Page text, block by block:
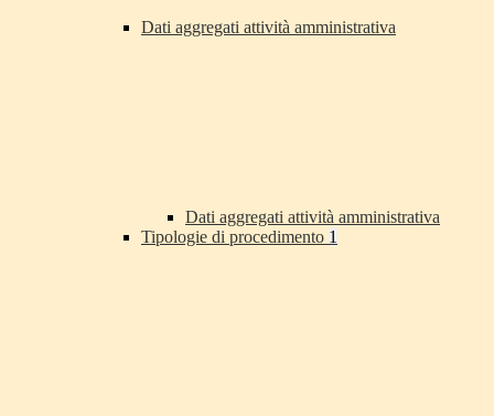
Dati aggregati attività amministrativa
Dati aggregati attività amministrativa
Tipologie di procedimento 1